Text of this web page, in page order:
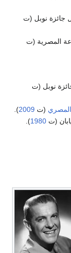
جائزة نوبل (ت
المصرية (ت
نوبل (ت
(ت 2009
).
(ت1980
).